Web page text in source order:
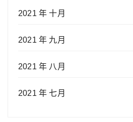
2021 年 十月
2021 年 九月
2021 年 八月
2021 年 七月